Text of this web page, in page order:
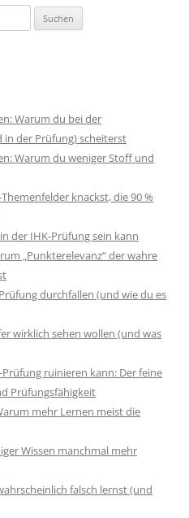
Warum du bei der
in der Prüfung) scheiterst
Warum du weniger Stoff und
knackst, die 90 %
der IHK-Prüfung sein kann
„Punkterelevanz“ der wahre
durchfallen (und wie du es
wirklich sehen wollen (und was
ruinieren kann: Der feine
Prüfungsfähigkeit
mehr Lernen meist die
Wissen manchmal mehr
falsch lernst (und